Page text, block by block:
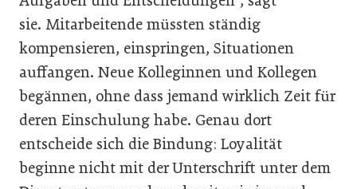
sie. Mitarbeitende müssten ständig
kompensieren, einspringen, Situationen
auffangen. Neue Kolleginnen und Kollegen
begännen, ohne dass jemand wirklich Zeit für
deren Einschulung habe. Genau dort
entscheide sich die Bindung: Loyalität
beginne nicht mit der Unterschrift unter dem